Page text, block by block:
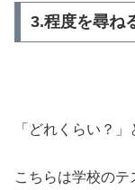
3.程度を尋ね
「どれくらい？」
こちらは学校の